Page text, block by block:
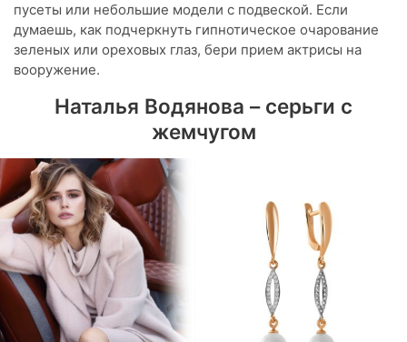
пусеты или небольшие модели с подвеской. Если
думаешь, как подчеркнуть гипнотическое очарование
зеленых или ореховых глаз, бери прием актрисы на
вооружение.
Наталья Водянова – серьги с
жемчугом